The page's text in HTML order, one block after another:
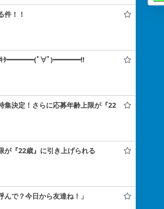
件！！
決定ｷﾀ━━━━(ﾟ∀ﾟ)━━━━!!
集決定！さらに応募年齢上限が『22
が『22歳』に引き上げられる
で？今日から友達ね！」